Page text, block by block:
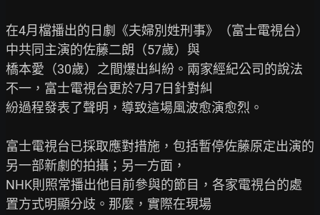
在4月檔播出的日劇《夫婦別姓刑事》（富士電視台）
中共同主演的佐藤二朗（57歲）與
橋本愛（30歲）之間爆出糾紛。兩家經紀公司的說法
不一，富士電視台更於7月7日針對糾
紛過程發表了聲明，導致這場風波愈演愈烈。
富士電視台已採取應對措施，包括暫停佐藤原定出演的
另一部新劇的拍攝；另一方面，
NHK則照常播出他目前參與的節目，各家電視台的處
置方式明顯分歧。那麼，實際在現場